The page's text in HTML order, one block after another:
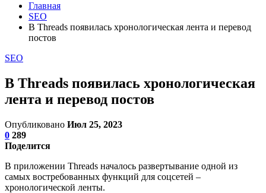
Главная
SEO
В Threads появилась хронологическая лента и перевод
постов
SEO
В Threads появилась хронологическая
лента и перевод постов
Опубликовано Июл 25, 2023
0 289
Поделится
В приложении Threads началось развертывание одной из
самых востребованных функций для соцсетей –
хронологической ленты.